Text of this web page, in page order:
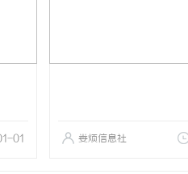
01 娄烦信息社